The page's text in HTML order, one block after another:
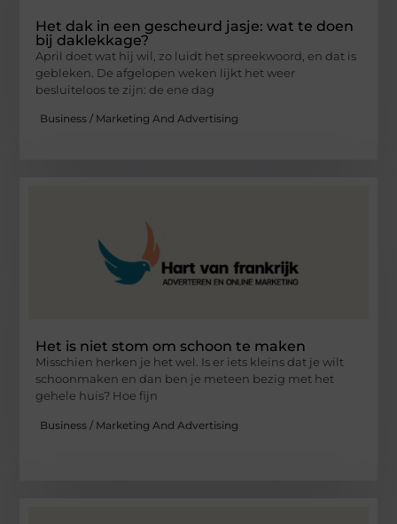
Het dak in een gescheurd jasje: wat te doen
bij daklekkage?
April doet wat hij wil, zo luidt het spreekwoord, en dat is
gebleken. De afgelopen weken lijkt het weer
besluiteloos te zijn: de ene dag
Business / Marketing And Advertising
Het is niet stom om schoon te maken
Misschien herken je het wel. Is er iets kleins dat je wilt
schoonmaken en dan ben je meteen bezig met het
gehele huis? Hoe fijn
Business / Marketing And Advertising